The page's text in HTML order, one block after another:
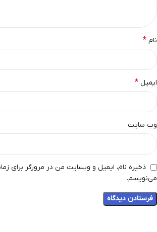
نام *
ایمیل *
وب‌ سایت
ذخیره نام، ایمیل و وبسایت من در مرورگر برای
می‌نویسم.